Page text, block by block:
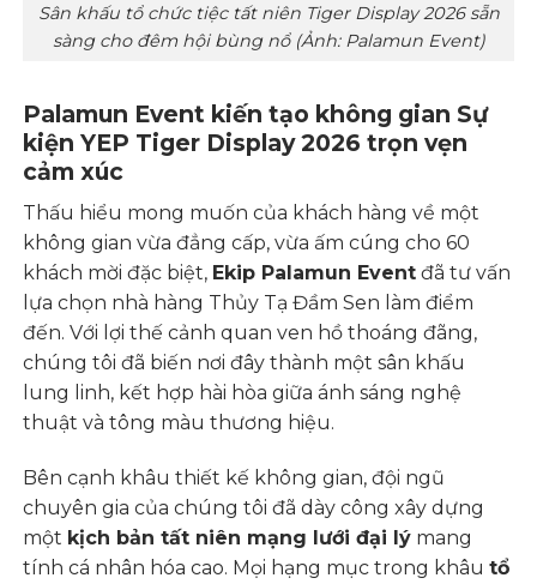
Sân khấu tổ chức tiệc tất niên Tiger Display 2026 sẵn
sàng cho đêm hội bùng nổ (Ảnh: Palamun Event)
Palamun Event kiến tạo không gian Sự
kiện YEP Tiger Display 2026 trọn vẹn
cảm xúc
Thấu hiểu mong muốn của khách hàng về một
không gian vừa đẳng cấp, vừa ấm cúng cho 60
khách mời đặc biệt, Ekip Palamun Event đã tư vấn
lựa chọn nhà hàng Thủy Tạ Đầm Sen làm điểm
đến. Với lợi thế cảnh quan ven hồ thoáng đãng,
chúng tôi đã biến nơi đây thành một sân khấu
lung linh, kết hợp hài hòa giữa ánh sáng nghệ
thuật và tông màu thương hiệu.
Bên cạnh khâu thiết kế không gian, đội ngũ
chuyên gia của chúng tôi đã dày công xây dựng
một kịch bản tất niên mạng lưới đại lý mang
tính cá nhân hóa cao. Mọi hạng mục trong khâutổ